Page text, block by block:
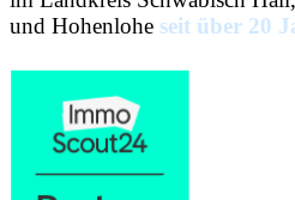
und Hohenlohe seit über 20